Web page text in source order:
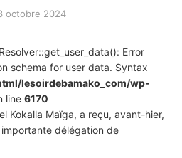
octobre 2024
Error
schema for user data. Syntax
lesoirdebamako_com/wp-
line 6170
Kokalla Maïga, a reçu, avant-hier,
délégation de